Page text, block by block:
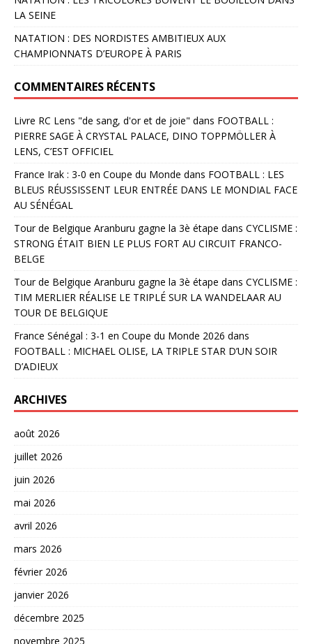
LA SEINE
NATATION : DES NORDISTES AMBITIEUX AUX
CHAMPIONNATS D’EUROPE À PARIS
COMMENTAIRES RÉCENTS
Livre RC Lens "de sang, d'or et de joie" dans FOOTBALL :
PIERRE SAGE À CRYSTAL PALACE, DINO TOPPMÖLLER À
LENS, C’EST OFFICIEL
France Irak : 3-0 en Coupe du Monde dans FOOTBALL : LES
BLEUS RÉUSSISSENT LEUR ENTRÉE DANS LE MONDIAL FACE
AU SÉNÉGAL
Tour de Belgique Aranburu gagne la 3è étape dans CYCLISME :
STRONG ÉTAIT BIEN LE PLUS FORT AU CIRCUIT FRANCO-
BELGE
Tour de Belgique Aranburu gagne la 3è étape dans CYCLISME :
TIM MERLIER RÉALISE LE TRIPLÉ SUR LA WANDELAAR AU
TOUR DE BELGIQUE
France Sénégal : 3-1 en Coupe du Monde 2026 dans
FOOTBALL : MICHAEL OLISE, LA TRIPLE STAR D’UN SOIR
D’ADIEUX
ARCHIVES
août 2026
juillet 2026
juin 2026
mai 2026
avril 2026
mars 2026
février 2026
janvier 2026
décembre 2025
novembre 2025